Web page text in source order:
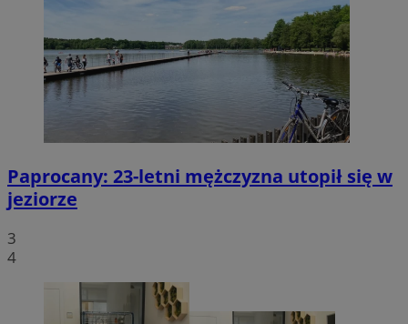
Paprocany: 23-letni mężczyzna utopił się w
jeziorze
3
4